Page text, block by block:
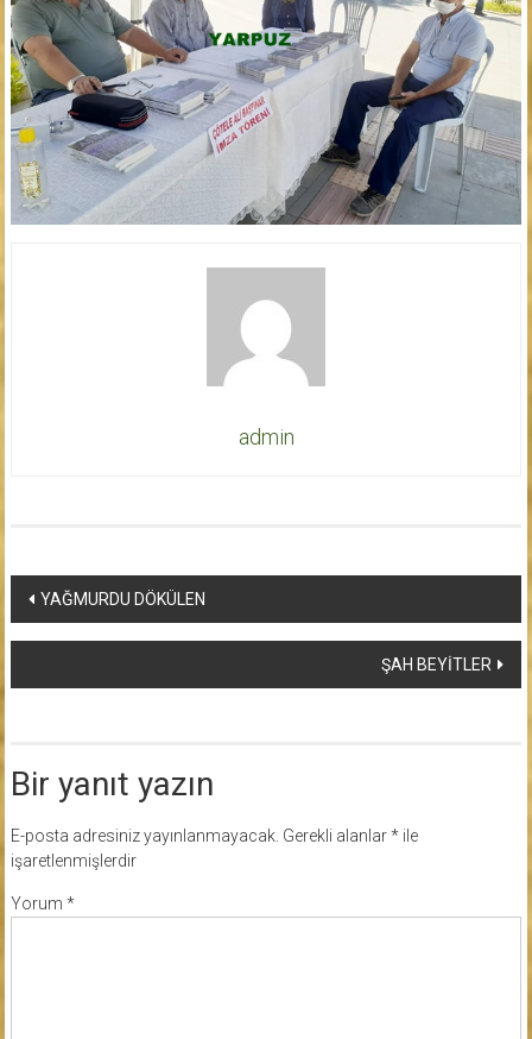
admin
Yazı
dolaşımı
YAĞMURDU DÖKÜLEN
ŞAH BEYİTLER
Bir yanıt yazın
E-posta adresiniz yayınlanmayacak. Gerekli alanlar*ile
işaretlenmişlerdir
Yorum *